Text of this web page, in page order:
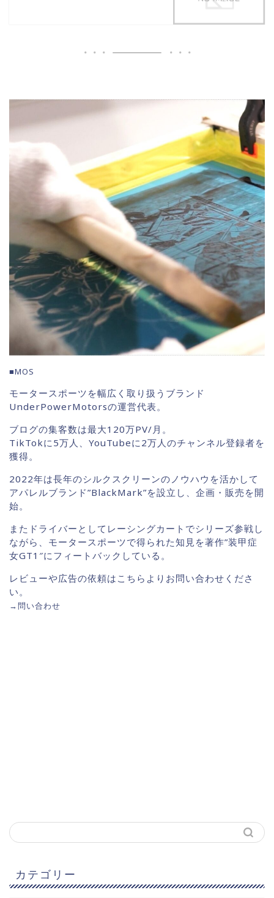
■MOS
モータースポーツを幅広く取り扱うブランド
UnderPowerMotorsの運営代表。
ブログの集客数は最大120万PV/月。
TikTokに5万人、YouTubeに2万人のチャンネル登録者を
獲得。
2022年は長年のシルクスクリーンのノウハウを活かして
アパレルブランド”BlackMark”を設立し、企画・販売を開
始。
またドライバーとしてレーシングカートでシリーズ参戦し
ながら、モータースポーツで得られた知見を著作”装甲症
女GT1″にフィートバックしている。
レビューや広告の依頼はこちらよりお問い合わせくださ
い。
→問い合わせ
カテゴリー